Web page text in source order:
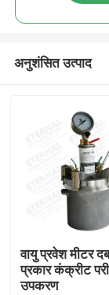
अनुशंसित उत्पाद
वायु प्रवेश मीटर
प्रकार कंक्रीट
उपकरण